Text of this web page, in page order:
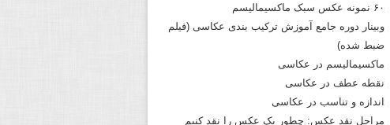
۶۰ نمونه عکس سبک ماکسیمالیسم
وبینار دوره جامع آموزش ترکیب بندی عکاسی (فیلم
ضبط شده)
ماکسیمالیسم در عکاسی
نقطه عطف در عکاسی
اندازه و تناسب در عکاسی
مراحل نقد عکس: چطور یک عکس را نقد کنیم